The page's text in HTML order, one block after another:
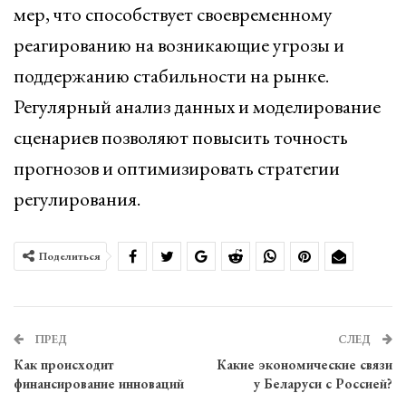
мер, что способствует своевременному
реагированию на возникающие угрозы и
поддержанию стабильности на рынке.
Регулярный анализ данных и моделирование
сценариев позволяют повысить точность
прогнозов и оптимизировать стратегии
регулирования.
Поделиться
ПРЕД
Как происходит
финансирование инноваций
СЛЕД
Какие экономические связи
у Беларуси с Россией?